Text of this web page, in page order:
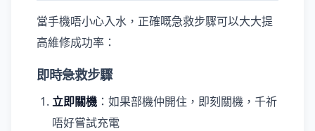
當手機唔小心入水，正確嘅急救步驟可以大大提
高維修成功率：
即時急救步驟
立即關機 ：如果部機仲開住，即刻關機，千祈
唔好嘗試充電